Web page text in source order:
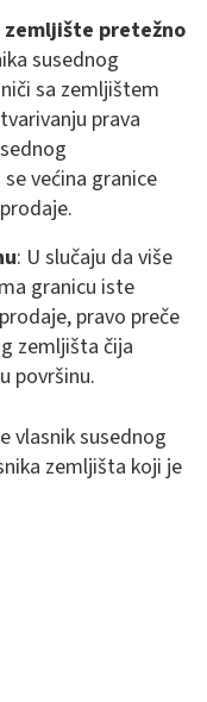
pretežno
susednog
sa zemljištem
prava
većina granice
: U slučaju da više
granicu iste
pravo preče
zemljišta čija
površinu.
vlasnik susednog
zemljišta koji je